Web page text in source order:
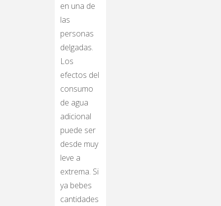
en una de
las
personas
delgadas.
Los
efectos del
consumo
de agua
adicional
puede ser
desde muy
leve a
extrema. Si
ya bebes
cantidades